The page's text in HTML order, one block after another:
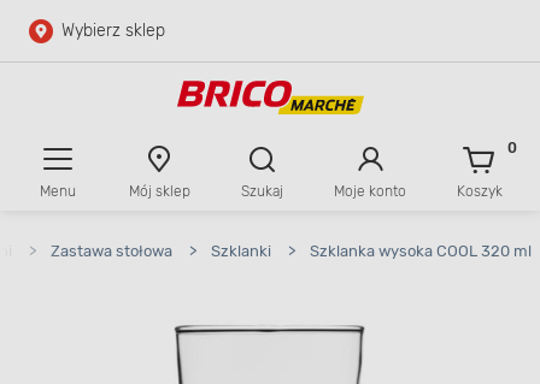
Przejdź do głównej zawartości
Wybierz sklep
Menu Mój sklep Szukaj Moje konto Koszyk
0
> Zastawa stołowa > Szklanki > Szklanka wysoka COOL 320 ml